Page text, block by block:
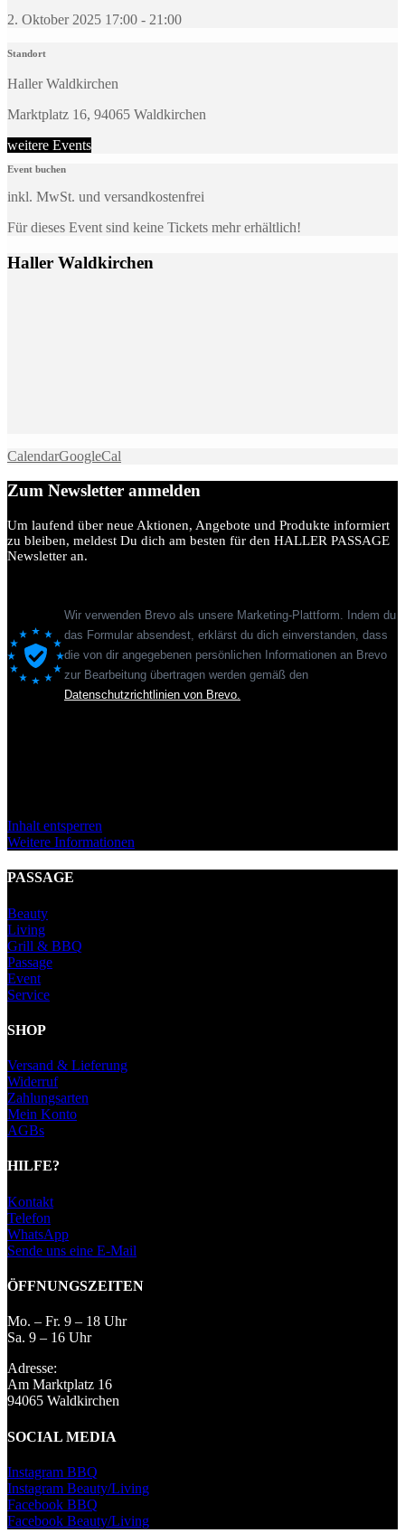
2. Oktober 2025 17:00 - 21:00
Standort
Haller Waldkirchen
Marktplatz 16, 94065 Waldkirchen
weitere Events
Event buchen
inkl. MwSt. und versandkostenfrei
Für dieses Event sind keine Tickets mehr erhältlich!
Haller Waldkirchen
CalendarGoogleCal
Zum Newsletter anmelden
Um laufend über neue Aktionen, Angebote und Produkte informiert
zu bleiben, meldest Du dich am besten für den HALLER PASSAGE
Newsletter an.
Wir verwenden Brevo als unsere Marketing-Plattform. Indem du
das Formular absendest, erklärst du dich einverstanden, dass
die von dir angegebenen persönlichen Informationen an Brevo
zur Bearbeitung übertragen werden gemäß den
Datenschutzrichtlinien von Brevo.
Inhalt entsperren
Weitere Informationen
PASSAGE
Beauty
Living
Grill & BBQ
Passage
Event
Service
SHOP
Versand & Lieferung
Widerruf
Zahlungsarten
Mein Konto
AGBs
HILFE?
Kontakt
Telefon
WhatsApp
Sende uns eine E-Mail
ÖFFNUNGSZEITEN
Mo. – Fr. 9 – 18 Uhr
Sa. 9 – 16 Uhr
Adresse:
Am Marktplatz 16
94065 Waldkirchen
SOCIAL MEDIA
Instagram BBQ
Instagram Beauty/Living
Facebook BBQ
Facebook Beauty/Living